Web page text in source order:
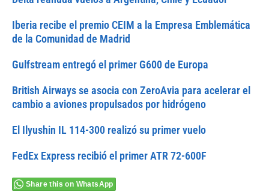
Iberia recibe el premio CEIM a la Empresa Emblemática
de la Comunidad de Madrid
Gulfstream entregó el primer G600 de Europa
British Airways se asocia con ZeroAvia para acelerar el
cambio a aviones propulsados por hidrógeno
El Ilyushin IL 114-300 realizó su primer vuelo
FedEx Express recibió el primer ATR 72-600F
Share this on WhatsApp